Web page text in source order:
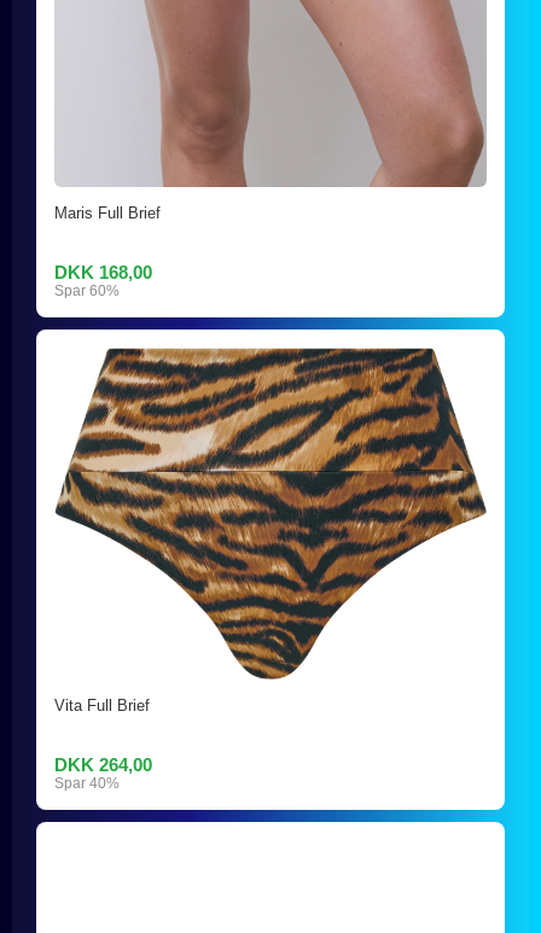
Maris Full Brief
DKK 168,00
Spar 60%
Vita Full Brief
DKK 264,00
Spar 40%